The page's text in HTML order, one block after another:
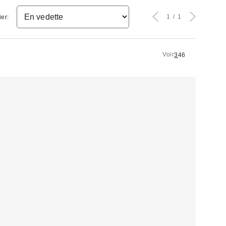
Voir346
1 1